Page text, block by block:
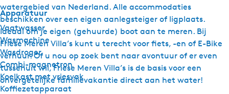
Apparatuur
Vaatwasser
Wasmachine
Wasdroger
Combi-magnetron
Koelkast met vriesvak
Koffiezetapparaat
watergebied van Nederland. Alle accommodaties
beschikken over een eigen aanlegsteiger of ligplaats.
Ideaal om je eigen (gehuurde) boot aan te meren. Bij
Friese Meren Villa’s kunt u terecht voor fiets, -en of E-Bike
verhuur. Of u nou op zoek bent naar avontuur of er even
tussenuit wil, Friese Meren Villa’s is de basis voor een
onvergetelijke familievakantie direct aan het water!